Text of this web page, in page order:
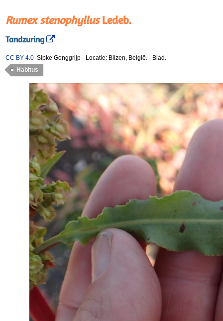
Rumex stenophyllusLedeb.
Tandzuring
CC BY 4.0 Sipke Gonggrijp - Locatie: Bilzen, België. - Blad.
Habitus